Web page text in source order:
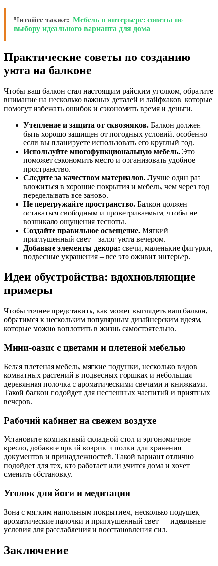
Читайте также: Мебель в интерьере: советы по
выбору идеального варианта для дома
Практические советы по созданию
уюта на балконе
Чтобы ваш балкон стал настоящим райским уголком, обратите
внимание на несколько важных деталей и лайфхаков, которые
помогут избежать ошибок и сэкономить время и деньги.
Утепление и защита от сквозняков. Балкон должен
быть хорошо защищен от погодных условий, особенно
если вы планируете использовать его круглый год.
Используйте многофункциональную мебель. Это
поможет сэкономить место и организовать удобное
пространство.
Следите за качеством материалов. Лучше один раз
вложиться в хорошие покрытия и мебель, чем через год
переделывать все заново.
Не перегружайте пространство. Балкон должен
оставаться свободным и проветриваемым, чтобы не
возникало ощущения тесноты.
Создайте правильное освещение. Мягкий
приглушенный свет – залог уюта вечером.
Добавьте элементы декора: свечи, маленькие фигурки,
подвесные украшения – все это оживит интерьер.
Идеи обустройства: вдохновляющие
примеры
Чтобы точнее представить, как может выглядеть ваш балкон,
обратимся к нескольким популярным дизайнерским идеям,
которые можно воплотить в жизнь самостоятельно.
Мини-оазис с цветами и плетеной мебелью
Белая плетеная мебель, мягкие подушки, несколько видов
комнатных растений в подвесных горшках и небольшая
деревянная полочка с ароматическими свечами и книжками.
Такой балкон подойдет для неспешных чаепитий и приятных
вечеров.
Рабочий кабинет на свежем воздухе
Установите компактный складной стол и эргономичное
кресло, добавьте яркий коврик и полки для хранения
документов и принадлежностей. Такой вариант отлично
подойдет для тех, кто работает или учится дома и хочет
сменить обстановку.
Уголок для йоги и медитации
Зона с мягким напольным покрытием, несколько подушек,
ароматические палочки и приглушенный свет — идеальные
условия для расслабления и восстановления сил.
Заключение